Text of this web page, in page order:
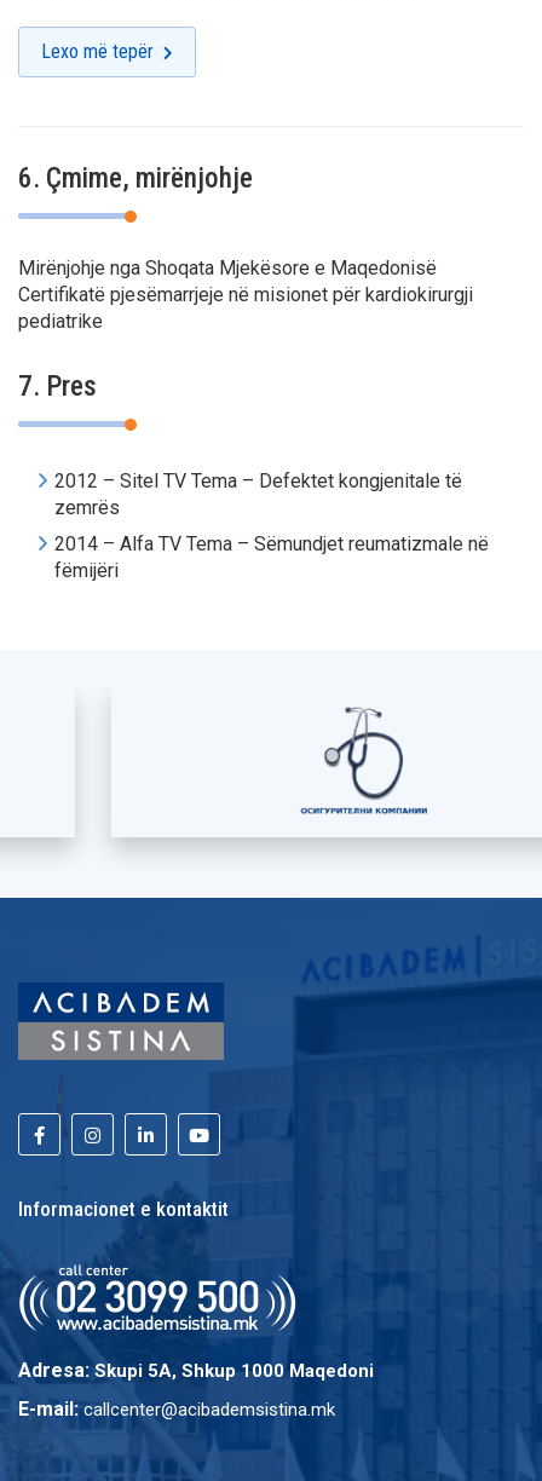
Lexo më tepër
6. Çmime, mirënjohje
Mirënjohje nga Shoqata Mjekësore e Maqedonisë
Certifikatë pjesëmarrjeje në misionet për kardiokirurgji
pediatrike
7. Pres
2012 – Sitel TV Tema – Defektet kongjenitale të
zemrës
2014 – Alfa TV Tema – Sëmundjet reumatizmale në
fëmijëri
Informacionet e kontaktit
Adresa: Skupi 5A, Shkup 1000 Maqedoni
E-mail: callcenter@acibademsistina.mk